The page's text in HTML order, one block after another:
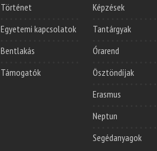
Történet
Egyetemi kapcsolatok
Bentlakás
Támogatók
Képzések
Tantárgyak
Órarend
Ösztöndíjak
Erasmus
Neptun
Segédanyagok